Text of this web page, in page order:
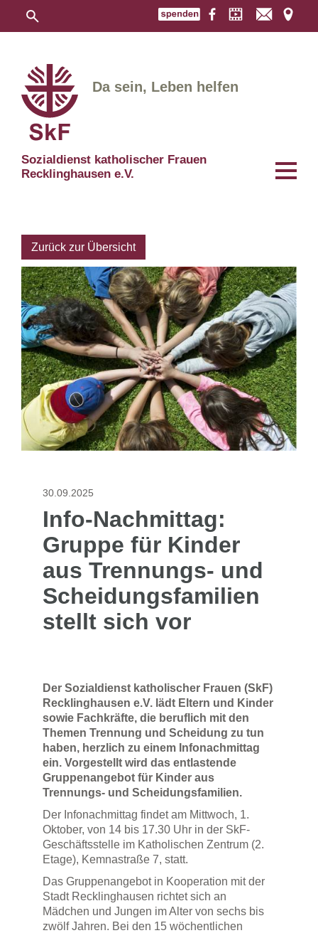
Sozialdienst katholischer Frauen
Recklinghausen e.V.
Da sein, Leben helfen
Zurück zur Übersicht
30.09.2025
Info-Nachmittag:
Gruppe für Kinder
aus Trennungs- und
Scheidungsfamilien
stellt sich vor
Der Sozialdienst katholischer Frauen (SkF)
Recklinghausen e.V. lädt Eltern und Kinder
sowie Fachkräfte, die beruflich mit den
Themen Trennung und Scheidung zu tun
haben, herzlich zu einem Infonachmittag
ein. Vorgestellt wird das entlastende
Gruppenangebot für Kinder aus
Trennungs- und Scheidungsfamilien.
Der Infonachmittag findet am Mittwoch, 1.
Oktober, von 14 bis 17.30 Uhr in der SkF-
Geschäftsstelle im Katholischen Zentrum (2.
Etage), Kemnastraße 7, statt.
Das Gruppenangebot in Kooperation mit der
Stadt Recklinghausen richtet sich an
Mädchen und Jungen im Alter von sechs bis
zwölf Jahren. Bei den 15 wöchentlichen